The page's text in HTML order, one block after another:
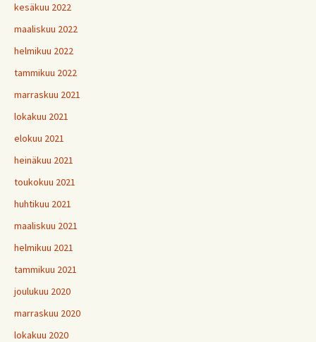
kesäkuu 2022
maaliskuu 2022
helmikuu 2022
tammikuu 2022
marraskuu 2021
lokakuu 2021
elokuu 2021
heinäkuu 2021
toukokuu 2021
huhtikuu 2021
maaliskuu 2021
helmikuu 2021
tammikuu 2021
joulukuu 2020
marraskuu 2020
lokakuu 2020